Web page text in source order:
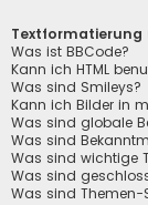
Textformatierung
Was ist BBCode?
Kann ich HTML
Was sind Smileys?
Kann ich Bilder in
Was sind globale
Was sind
Was sind wichtige
Was sind
Was sind Themen-